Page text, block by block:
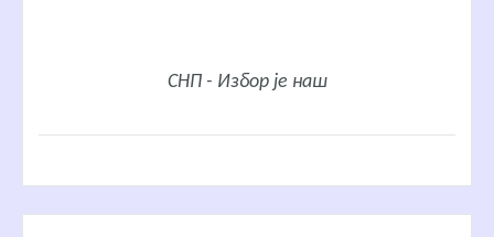
СНП - Избор је наш